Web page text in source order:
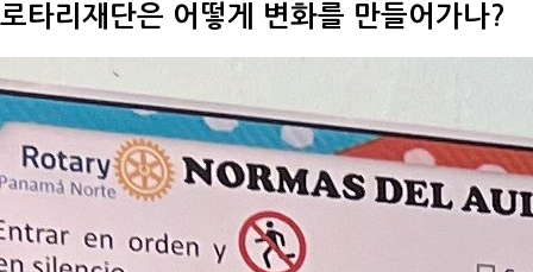
로타리재단은 어떻게 변화를 만들어가나?